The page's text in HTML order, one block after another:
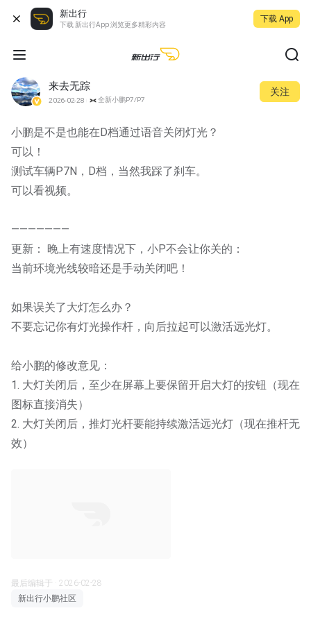
新出行
下载 新出行App 浏览更多精彩内容
下载 App
来去无踪
2026-02-28 全新小鹏P7/P7
关注
小鹏是不是也能在D档通过语音关闭灯光？
可以！
测试车辆P7N，D档，当然我踩了刹车。
可以看视频。
———————
更新： 晚上有速度情况下，小P不会让你关的：
当前环境光线较暗还是手动关闭吧！
如果误关了大灯怎么办？
不要忘记你有灯光操作杆，向后拉起可以激活远光灯。
给小鹏的修改意见：
1. 大灯关闭后，至少在屏幕上要保留开启大灯的按钮（现在
图标直接消失）
2. 大灯关闭后，推灯光杆要能持续激活远光灯（现在推杆无
效）
最后编辑于 · 2026-02-28
新出行小鹏社区